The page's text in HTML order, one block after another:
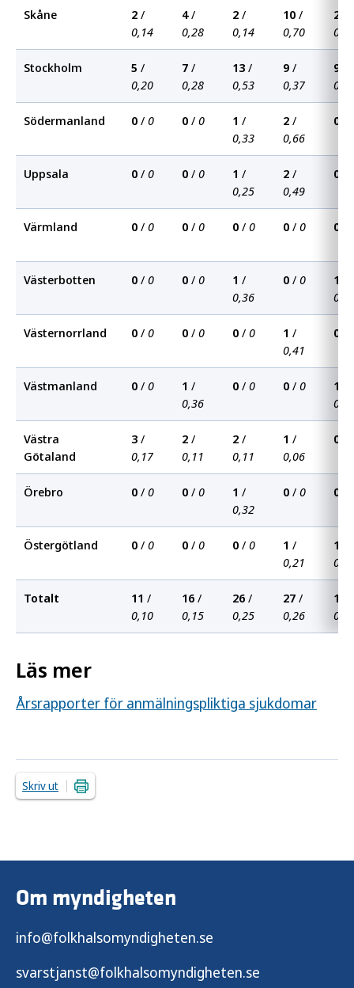
Skåne 2 /
0,14
4/
0,28
2 /
0,14
10 /
0,70
2
Stockholm 5 /
0,20
7 /
0,28
13 /
0,53
9 /
0,37
9
Södermanland 0 / 0 0 / 0 1 /
0,33
2 /
0,66
0
Uppsala 0 / 0 0 / 0 1 /
0,25
2 /
0,49
0
Värmland 0 / 0 0 / 0 0 / 0 0 / 0 0
Västerbotten 0 / 0 0 / 0 1 /
0,36
0 / 0 1
Västernorrland 0 / 0 0 / 0 0 / 0 1 /
0,41
0
Västmanland 0 / 0 1 /
0,36
0 / 0 0 / 0 1
Västra
Götaland
3 /
0,17
2 /
0,11
2 /
0,11
1 /
0,06
0
Örebro 0 / 0 0 / 0 1 /
0,32
0 / 0 0
Östergötland 0 / 0 0 / 0 0 / 0 1 /
0,21
1
Totalt 11 /
0,10
16 /
0,15
26 /
0,25
27 /
0,26
14
Läs mer
Årsrapporter för anmälningspliktiga sjukdomar
Skriv ut
Om myndigheten
info@folkhalsomyndigheten.se
svarstjanst@folkhalsomyndigheten.se